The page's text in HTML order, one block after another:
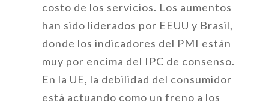
costo de los servicios. Los aumentos
han sido liderados por EEUU y Brasil,
donde los indicadores del PMI están
muy por encima del IPC de consenso.
En la UE, la debilidad del consumidor
está actuando como un freno a los